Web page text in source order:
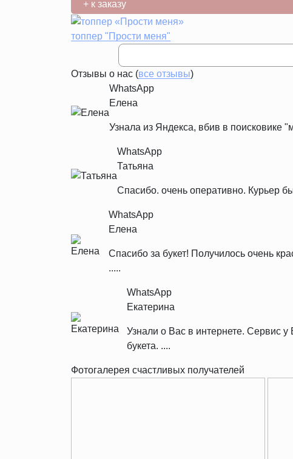
+ к заказу
топпер "Прости меня"
Отзывы о нас (все отзывы)
WhatsApp
Елена
Узнала из Яндекса, вбив в поисковике
WhatsApp
Татьяна
Спасибо. очень оперативно. Курьер
WhatsApp
Елена
Спасибо за букет! Получилось очень
.....
WhatsApp
Екатерина
Узнали о Вас в интернете. Сервис
букета. ....
Фотогалерея счастливых получателей